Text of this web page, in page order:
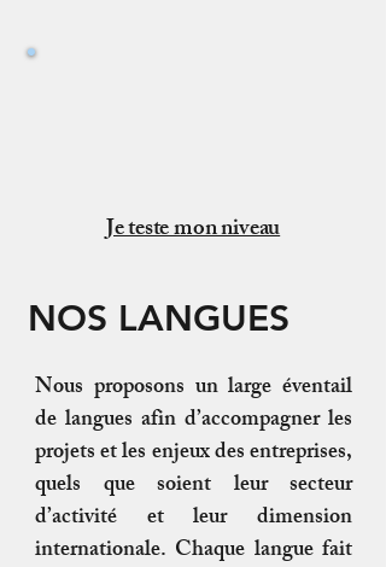
Je teste mon niveau
NOS LANGUES
Nous proposons un large éventail
de langues afin d’accompagner les
projets et les enjeux des entreprises,
quels que soient leur secteur
d’activité et leur dimension
internationale. Chaque langue fait